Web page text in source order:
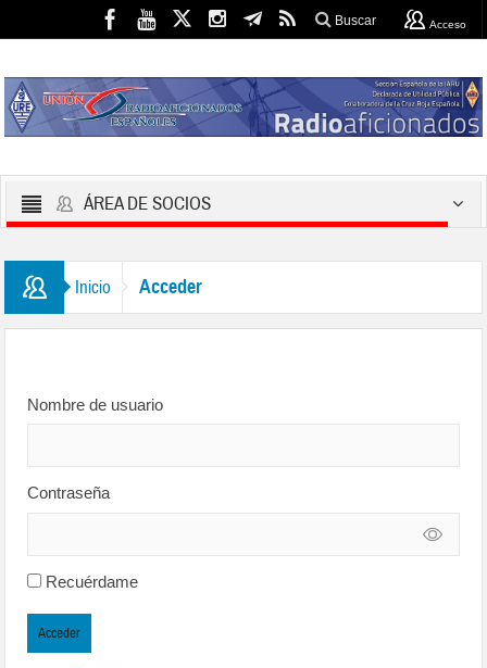
Buscar Acceso
ÁREA DE SOCIOS
Inicio Acceder
Nombre de usuario
Contraseña
Recuérdame
Acceder